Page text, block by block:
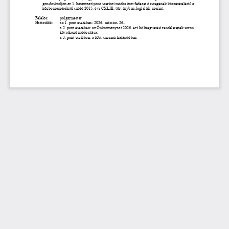
gondoskodjon az 1. határozati pont szerinti módosított fedezet összegének közzétételéről a
közbeszerzésekről szóló 2015. évi CXLIII. törvényben foglaltak szerint.
Felelős:
polgármester
Határidők:
az 1. pont esetében: 2026. március 26.,
a 2. pont esetében: az Önkormányzat 2026. évi költségvetési rendeletének soron
következő módosítása;
a 3. pont esetében: a Kbt. szerinti határidőben